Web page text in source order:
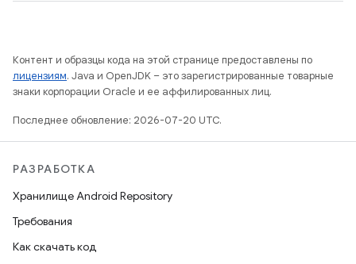
Контент и образцы кода на этой странице предоставлены по
лицензиям. Java и OpenJDK – это зарегистрированные товарные
знаки корпорации Oracle и ее аффилированных лиц.
Последнее обновление: 2026-07-20 UTC.
РАЗРАБОТКА
Хранилище Android Repository
Требования
Как скачать код